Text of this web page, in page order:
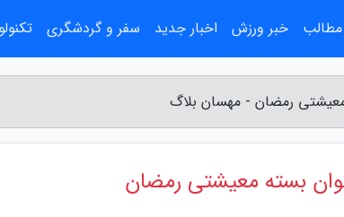
رمضان - مهسان بلاگ
بسته معیشتی رمضان
مطالب خبر ورزش اخبار جدید سفر و گردشگری